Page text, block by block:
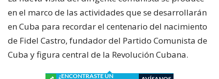
en el marco de las actividades que se desarrollarán
en Cuba para recordar el centenario del nacimiento
de Fidel Castro, fundador del Partido Comunista de
Cuba y figura central de la Revolución Cubana.
¿ENCONTRASTE UN